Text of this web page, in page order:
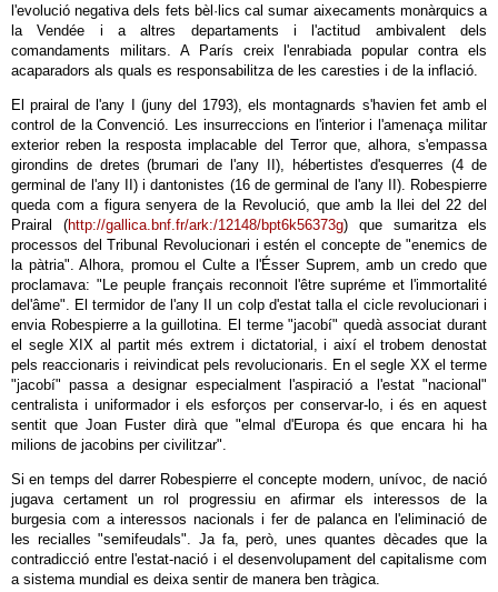
l'evolució negativa dels fets bèl·lics cal sumar aixecaments monàrquics a
la Vendée i a altres departaments i l'actitud ambivalent dels
comandaments militars. A París creix l'enrabiada popular contra els
acaparadors als quals es responsabilitza de les caresties i de la inflació.
El prairal de l'any I (juny del 1793), els montagnards s'havien fet amb el
control de la Convenció. Les insurreccions en l'interior i l'amenaça militar
exterior reben la resposta implacable del Terror que, alhora, s'empassa
girondins de dretes (brumari de l'any II), hébertistes d'esquerres (4 de
germinal de l'any II) i dantonistes (16 de germinal de l'any II). Robespierre
queda com a figura senyera de la Revolució, que amb la llei del 22 del
Prairal (http://gallica.bnf.fr/ark:/12148/bpt6k56373g) que sumaritza els
processos del Tribunal Revolucionari i estén el concepte de "enemics de
la pàtria". Alhora, promou el Culte a l'Ésser Suprem, amb un credo que
proclamava: "Le peuple français reconnoit l'être supréme et l'immortalité
del'âme". El termidor de l'any II un colp d'estat talla el cicle revolucionari i
envia Robespierre a la guillotina. El terme "jacobí" quedà associat durant
el segle XIX al partit més extrem i dictatorial, i així el trobem denostat
pels reaccionaris i reivindicat pels revolucionaris. En el segle XX el terme
"jacobí" passa a designar especialment l'aspiració a l'estat "nacional"
centralista i uniformador i els esforços per conservar-lo, i és en aquest
sentit que Joan Fuster dirà que "elmal d'Europa és que encara hi ha
milions de jacobins per civilitzar".
Si en temps del darrer Robespierre el concepte modern, unívoc, de nació
jugava certament un rol progressiu en afirmar els interessos de la
burgesia com a interessos nacionals i fer de palanca en l'eliminació de
les recialles "semifeudals". Ja fa, però, unes quantes dècades que la
contradicció entre l'estat-nació i el desenvolupament del capitalisme com
a sistema mundial es deixa sentir de manera ben tràgica.